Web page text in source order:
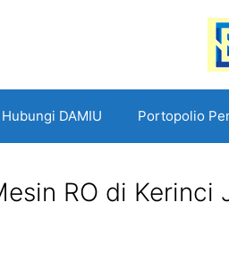
Hubungi DAMIU Portopolio
RO di